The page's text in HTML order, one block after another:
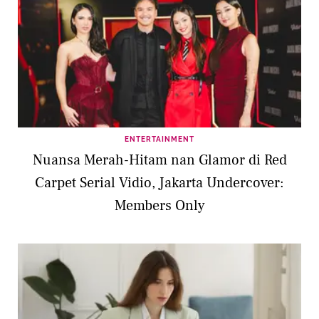
mendapatkan manfaat uap wajah yang
maksimal. Gunakan teknik double cleansing
untuk memberikan hasil yang optimal, ya!
Untuk menerapkan teknik ini, awali dengan
membersihkan wajah menggunakan micellar
water atau pembersih yang mengandung oil
based terlebih dahulu. Setelah kotoran dan
sisa makeup terangkat, lanjutkan dengan
yang sesuai dengan jenis kulit. Dengan wajah
facial steam dengan optimal.
3. Tambahkan Minyak Esensial untuk Manfaat
Relaksasi
ENTERTAINMENT
Nuansa Merah-Hitam nan Glamor di Red
Carpet Serial Vidio, Jakarta Undercover:
Members Only